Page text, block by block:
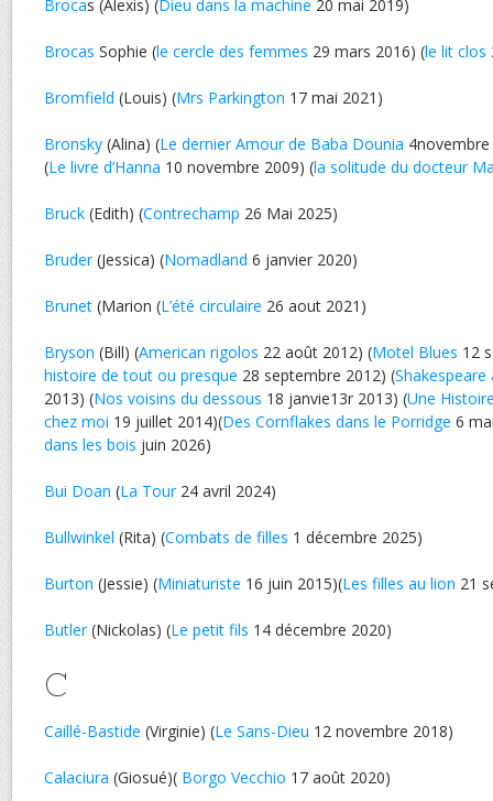
Brocas (Alexis) (Dieu dans la machine 20 mai 2019)
Brocas Sophie (le cercle des femmes 29 mars 2016) (le lit clos
Bromfield (Louis) (Mrs Parkington 17 mai 2021)
Bronsky (Alina) (Le dernier Amour de Baba Dounia
(Le livre d’Hanna 10 novembre 2009) (la solitude du docteur
Bruck (Edith) (Contrechamp 26 Mai 2025)
Bruder(Jessica) (Nomadland 6 janvier 2020)
Brunet (Marion (L’été circulaire 26 aout 2021)
Bryson (Bill) (American rigolos 22 août 2012) (Motel Blues 12
histoire de tout ou presque 28 septembre 2012) (
2013) (Nos voisins du dessous 18 janvie13r 2013) (Une
chez moi 19 juillet 2014)(Des Cornflakes dans le Porridge 6
dans les bois juin 2026)
Bui Doan (La Tour24 avril 2024)
Bullwinkel (Rita) (Combats de filles 1 décembre 2025)
Burton (Jessie) (Miniaturiste 16 juin 2015)(Les filles au lion 21
Butler(Nickolas) (Le petit fils 14 décembre 2020)
C
Caillé-Bastide (Virginie) (Le Sans-Dieu 12 novembre 2018)
Calaciura (Giosué)( Borgo Vecchio 17 août 2020)